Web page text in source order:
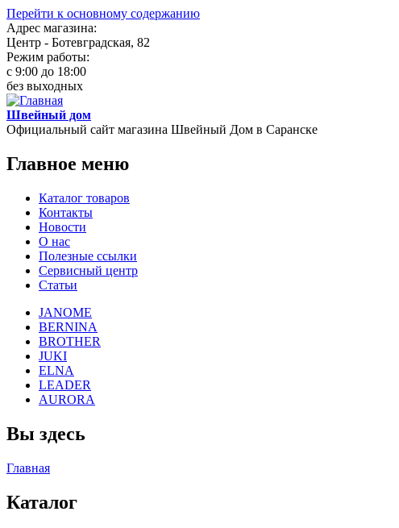
Перейти к основному содержанию
Адрес магазина:
Центр - Ботевградская, 82
Режим работы:
c 9:00 до 18:00
без выходных
Швейный дом
Официальный сайт магазина Швейный Дом в Саранске
Главное меню
Каталог товаров
Контакты
Новости
О нас
Полезные ссылки
Сервисный центр
Статьи
JANOME
BERNINA
BROTHER
JUKI
ELNA
LEADER
AURORA
Вы здесь
Главная
Каталог